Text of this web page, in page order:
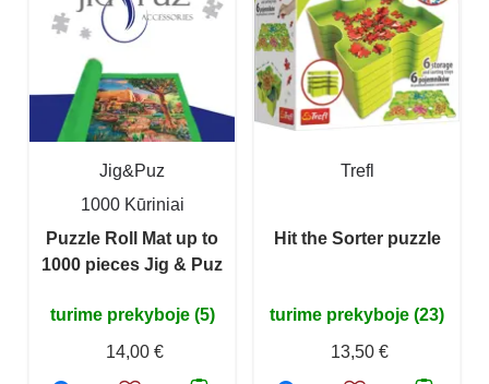
Jig&Puz
1000 Kūriniai
Puzzle Roll Mat up to
1000 pieces Jig & Puz
turime prekyboje (5)
14,00 €
Trefl
Hit the Sorter puzzle
turime prekyboje (23)
13,50 €